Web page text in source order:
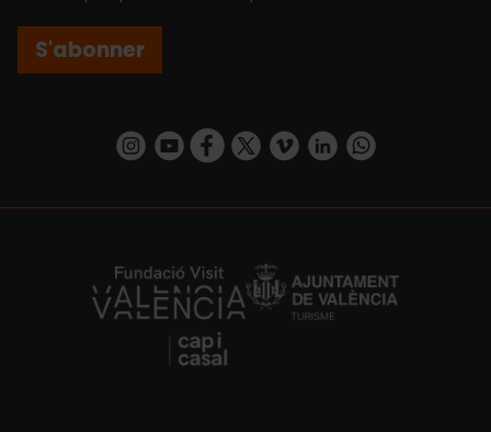
S'abonner
https://www.instagram.com/visit_valencia/
https://www.youtube.com/user/
https://www.facebook.com/
https://twitter.com/
https://vimeo.com/
https://www.linkedin.com/company/turismo-valencia/https://api.whatsapp.com/send/
https://fundacion.visitvalencia.com/